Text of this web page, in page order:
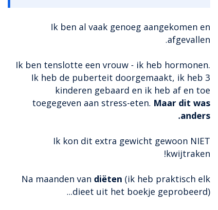
Ik ben al vaak genoeg aangekomen en
afgevallen.
Ik ben tenslotte een vrouw - ik heb hormonen.
Ik heb de puberteit doorgemaakt, ik heb 3
kinderen gebaard en ik heb af en toe
toegegeven aan stress-eten. Maar dit was
anders.
Ik kon dit extra gewicht gewoon NIET
kwijtraken!
Na maanden van diëten (ik heb praktisch elk
dieet uit het boekje geprobeerd)...